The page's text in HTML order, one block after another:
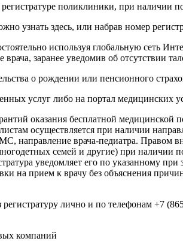
поликлиники, при наличии
узнать здесь, или набрав номер
используя глобальную сеть
заранее уведомив об отсутствии
о рождении или пенсионного
услуг либо на портал медицинских
оказания бесплатной медицинской
осуществляется при наличии
направление врача-педиатра. Правом
семей и другие) при
уведомляет его по указанному
на прием к врачу без объяснения
регистратуру лично и по телефонам +7
компаний